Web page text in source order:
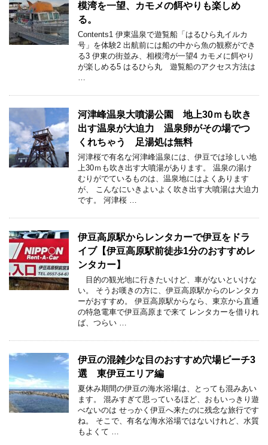
模湾を一望、カモメの餌やりも楽しめ
る。
Contents1 伊東温泉で遊覧船「はるひら丸イルカ
号」を体験2 出航前には船の中から魚の観察ができ
る3 伊東の街並み、相模湾が一望4 カモメに餌やり
が楽しめる5 はるひら丸 遊覧船のアクセス方法は
…
河津峰温泉大噴湯公園 地上30ｍも吹き
出す温泉が大迫力 温泉卵がその場でつ
くれちゃう 足湯処は無料
河津桜で有名な河津峰温泉には、伊豆では珍しい地
上30ｍも吹き出す大噴湯があります。 温泉の湯け
むりがでているものは、温泉地にはよくあります
が、 こんなにいきよいよく吹き出す大噴湯は大迫力
です。 河津桜 …
伊豆高原駅からレンタカーで伊豆をドラ
イブ【伊豆高原駅前徒歩1分のおすすめレ
ンタカー】
目的の観光地に行きたいけど、車がないといけな
い。 そうお嘆きの方に、伊豆高原駅からのレンタカ
ーがおすすめ。 伊豆高原駅からなら、東京から直通
の特急電車で伊豆高原まで来て レンタカーを借りれ
ば、つらい …
伊豆の混雑少な目のおすすめ穴場ビーチ3
選 東伊豆エリア編
夏休み期間の伊豆の海水浴場は、とっても混みあい
ます。 混みすぎて思っているほど、おもいっきり遊
べないのは せっかく伊豆へ来たのに残念な旅行です
ね。 そこで、有名な海水浴場ではないけれど、水質
もよくて …